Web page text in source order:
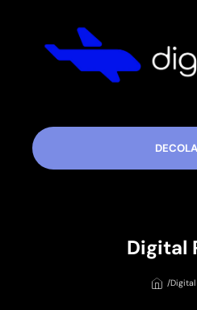
Digital
/Digital